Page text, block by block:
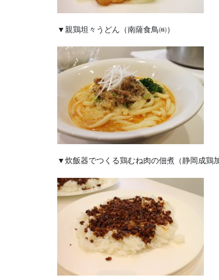
▼親鶏坦々うどん（南薩食鳥㈱）
▼炊飯器でつくる鶏むね肉の佃煮（静岡成鶏